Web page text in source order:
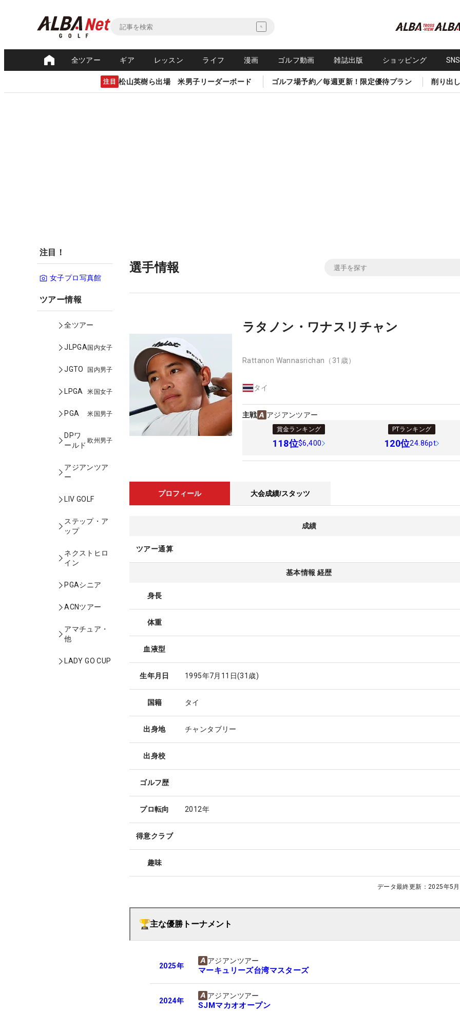
全ツアー ギア レッスン ライフ 漫画 ゴルフ動画 雑誌出版 ショッピング
注目 松山英樹ら出場 米男子リーダーボード ゴルフ場予約／毎週更新！限定優待プラン 削り出
注目！
女子プロ写真館
ツアー情報
全ツアー
JLPGA国内女子
JGTO 国内男子
LPGA 米国女子
PGA 米国男子
DPワ
ールド
欧州男子
アジアンツア
ー
LIV GOLF
ステップ・ア
ップ
ネクストヒロ
イン
PGAシニア
ACNツアー
アマチュア・
他
LADY GO CUP
選手情報
ラタノン・ワナスリチャン
Rattanon Wannasrichan （31歳）
タイ
主戦 アジアンツアー
賞金ランキング
118位$6,400
PTランキング
120位24.86pt
プロフィール 大会成績/スタッツ
成績
ツアー通算
基本情報 経歴
身長
体重
血液型
生年月日 1995年7月11日(31歳)
国籍 タイ
出身地 チャンタブリー
出身校
ゴルフ歴
プロ転向 2012年
得意クラブ
趣味
データ最終更新： 2025年5
主な優勝トーナメント
2025年
アジアンツアー
マーキュリーズ台湾マスターズ
2024年
アジアンツアー
SJMマカオオープン